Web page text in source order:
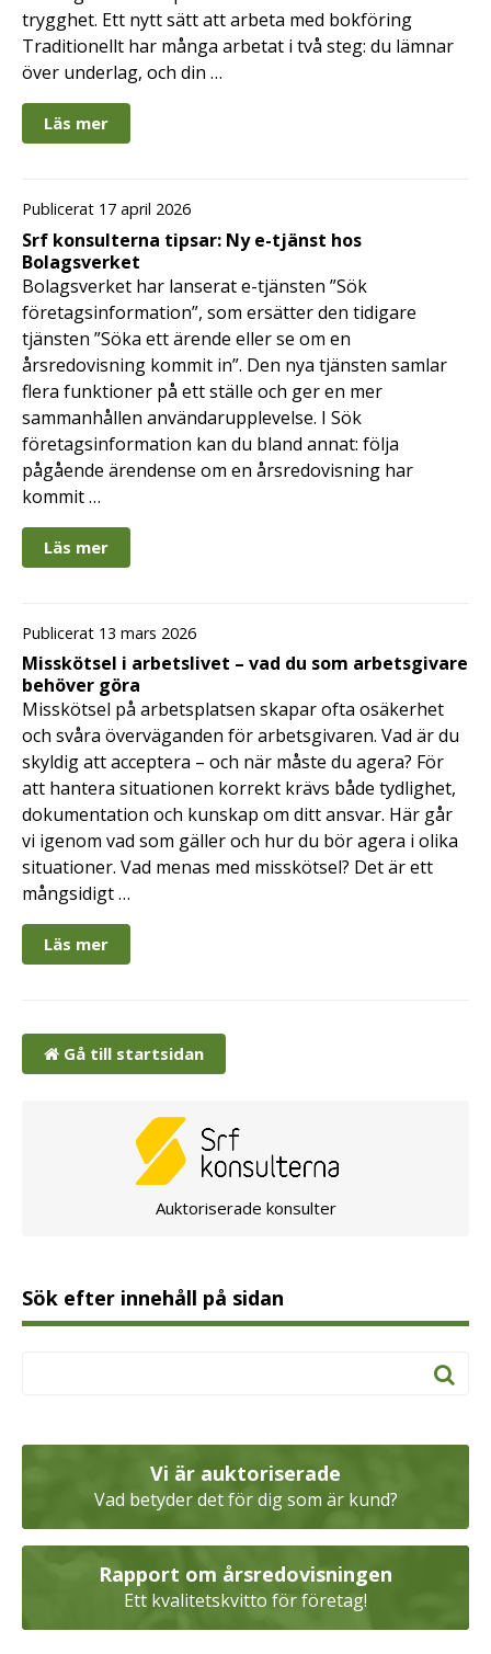
trygghet. Ett nytt sätt att arbeta med bokföring
Traditionellt har många arbetat i två steg: du lämnar
över underlag, och din …
Läs mer
Publicerat 17 april 2026
Srf konsulterna tipsar: Ny e-tjänst hos
Bolagsverket
Bolagsverket har lanserat e-tjänsten ”Sök
företagsinformation”, som ersätter den tidigare
tjänsten ”Söka ett ärende eller se om en
årsredovisning kommit in”. Den nya tjänsten samlar
flera funktioner på ett ställe och ger en mer
sammanhållen användarupplevelse. I Sök
företagsinformation kan du bland annat: följa
pågående ärendense om en årsredovisning har
kommit …
Läs mer
Publicerat 13 mars 2026
Misskötsel i arbetslivet – vad du som arbetsgivare
behöver göra
Misskötsel på arbetsplatsen skapar ofta osäkerhet
och svåra överväganden för arbetsgivaren. Vad är du
skyldig att acceptera – och när måste du agera? För
att hantera situationen korrekt krävs både tydlighet,
dokumentation och kunskap om ditt ansvar. Här går
vi igenom vad som gäller och hur du bör agera i olika
situationer. Vad menas med misskötsel? Det är ett
mångsidigt …
Läs mer
Gå till startsidan
Auktoriserade konsulter
Sök efter innehåll på sidan
Vi är auktoriserade
Vad betyder det för dig som är kund?
Rapport om årsredovisningen
Ett kvalitetskvitto för företag!